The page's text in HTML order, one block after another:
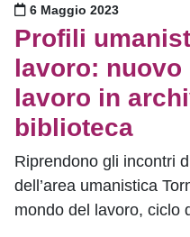
Pubblicato il
6 Maggio 2023
Profili
lavoro:
lavoro in
biblioteca
Riprendono gli incontri
dell’area umanistica
mondo del lavoro, ciclo